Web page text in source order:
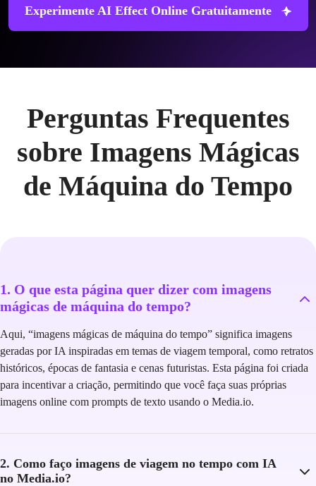
Experimente AI Effect Online Gratuitamente
Perguntas Frequentes
sobre Imagens Mágicas
de Máquina do Tempo
1. O que esta página quer dizer com imagens
mágicas de máquina do tempo?
Aqui, “imagens mágicas de máquina do tempo” significa imagens
geradas por IA inspiradas em temas de viagem temporal, como retratos
históricos, épocas de fantasia e cenas futuristas. Esta página foi criada
para incentivar a criação, permitindo que você faça suas próprias
imagens online com prompts de texto usando o Media.io.
2. Como faço imagens de viagem no tempo com IA
no Media.io?